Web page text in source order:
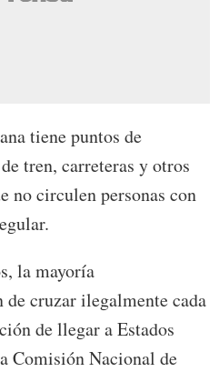
tiene puntos de
tren, carreteras y otros
no circulen personas con
la mayoría
cruzar ilegalmente cada
de llegar a Estados
Comisión Nacional de